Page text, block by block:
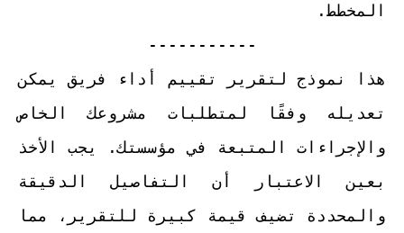
المخطط.
-----------
هذا نموذج لتقرير تقييم أداء فريق يمكن
تعديله وفقًا لمتطلبات مشروعك الخاص
والإجراءات المتبعة في مؤسستك. يجب الأخذ
بعين الاعتبار أن التفاصيل الدقيقة
والمحددة تضيف قيمة كبيرة للتقرير، مما